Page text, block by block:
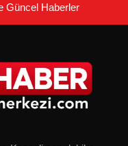
Güncel Haberler